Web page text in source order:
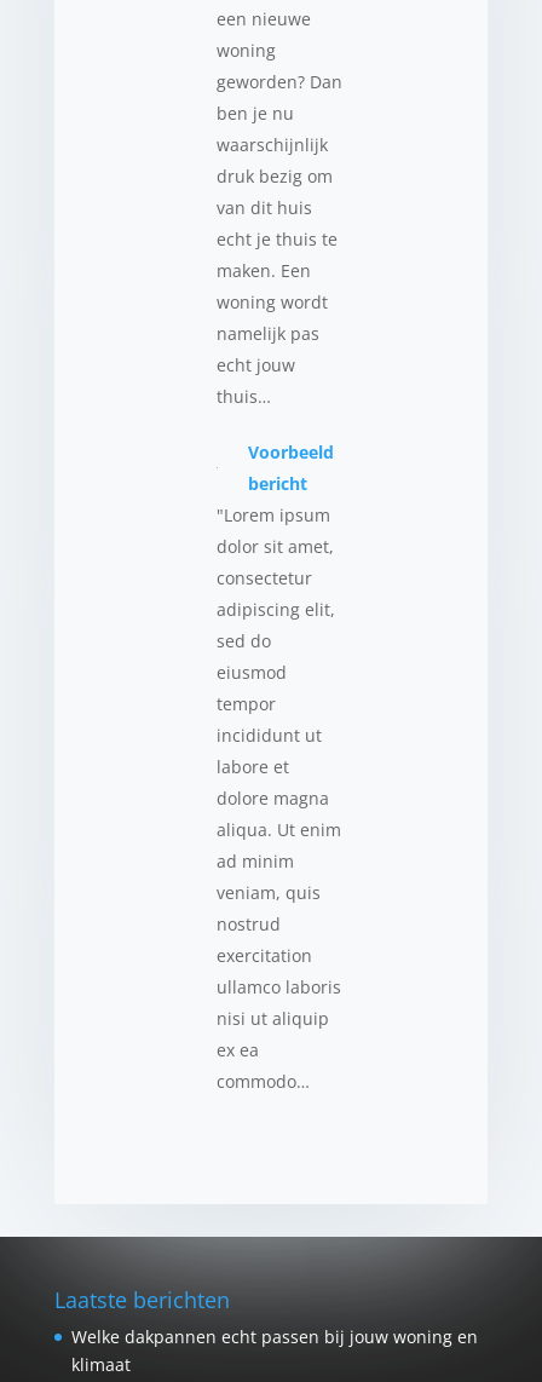
een nieuwe
woning
geworden? Dan
ben je nu
waarschijnlijk
druk bezig om
van dit huis
echt je thuis te
maken. Een
woning wordt
namelijk pas
echt jouw
thuis…
Voorbeeld
bericht
"Lorem ipsum
dolor sit amet,
consectetur
adipiscing elit,
sed do
eiusmod
tempor
incididunt ut
labore et
dolore magna
aliqua. Ut enim
ad minim
veniam, quis
nostrud
exercitation
ullamco laboris
nisi ut aliquip
ex ea
commodo…
Laatste berichten
Welke dakpannen echt passen bij jouw woning en
klimaat